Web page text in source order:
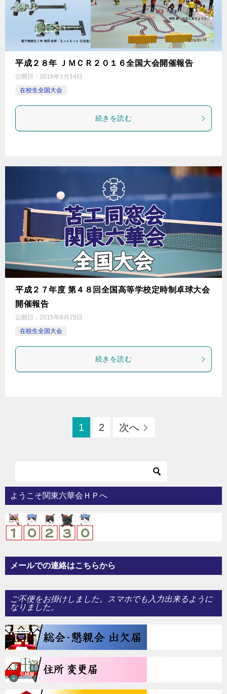
平成２８年 ＪＭＣＲ２０１６全国大会開催報告
公開日： 2016年1月14日
在校生全国大会
続きを読む
平成２７年度 第４８回全国高等学校定時制卓球大会
開催報告
公開日： 2015年8月25日
在校生全国大会
続きを読む
1 2 次へ
ようこそ関東六華会ＨＰへ
メールでの連絡はこちらから
ご不便をお掛けしました。スマホでも入力出来るように
なりました。